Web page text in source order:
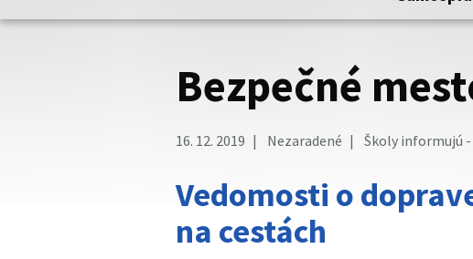
Bezpečné
16. 12. 2019 Nezaradené Školy informujú
Vedomosti o
na cestách